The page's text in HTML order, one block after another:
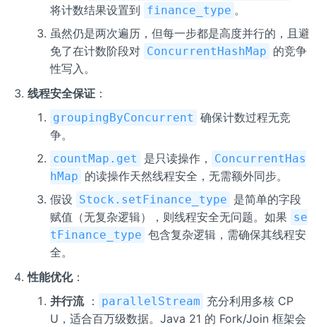
将计数结果设置到 finance_type 。
虽然仍是两次遍历，但每一步都是高度并行的，且避
免了在计数阶段对 ConcurrentHashMap 的竞争
性写入。
线程安全保证：
groupingByConcurrent 确保计数过程无竞
争。
countMap.get 是只读操作，
ConcurrentHas
hMap 的读操作天然线程安全，无需额外同步。
假设 Stock.setFinance_type 是简单的字段
赋值（无复杂逻辑），则线程安全无问题。如果 se
tFinance_type 包含复杂逻辑，需确保其线程安
全。
性能优化：
并行流： parallelStream 充分利用多核 CP
U，适合百万级数据。Java 21 的 Fork/Join 框架会